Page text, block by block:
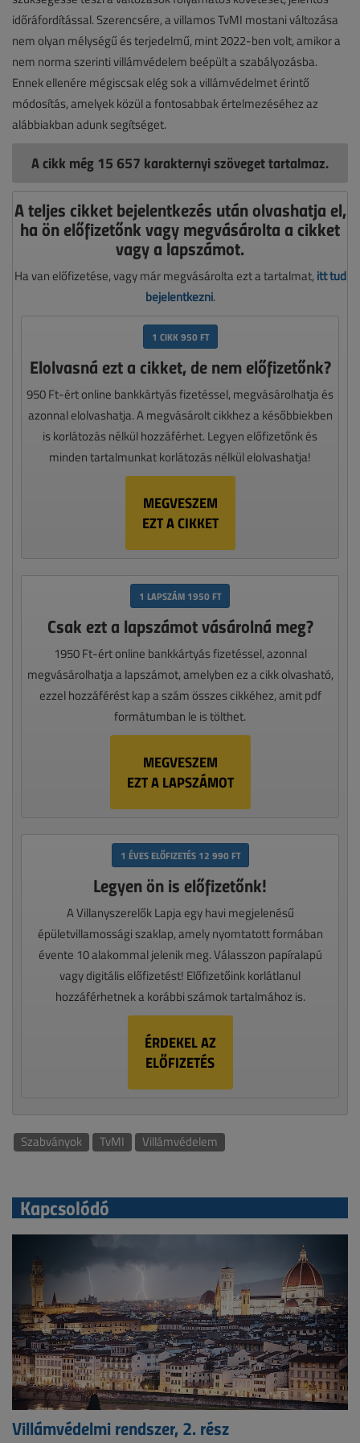
időráfordítással. Szerencsére, a villamos TvMI mostani változása
nem olyan mélységű és terjedelmű, mint 2022-ben volt, amikor a
nem norma szerinti villámvédelem beépült a szabályozásba.
Ennek ellenére mégiscsak elég sok a villámvédelmet érintő
módosítás, amelyek közül a fontosabbak értelmezéséhez az
alábbiakban adunk segítséget.
A cikk még 15 657 karakternyi szöveget tartalmaz.
A teljes cikket bejelentkezés után olvashatja el,
ha ön előfizetőnk vagy megvásárolta a cikket
vagy a lapszámot.
Ha van előfizetése, vagy már megvásárolta ezt a tartalmat, itt tud
bejelentkezni.
1 CIKK 950 FT
Elolvasná ezt a cikket, de nem előfizetőnk?
950 Ft-ért online bankkártyás fizetéssel, megvásárolhatja és
azonnal elolvashatja. A megvásárolt cikkhez a későbbiekben
is korlátozás nélkül hozzáférhet. Legyen előfizetőnk és
minden tartalmunkat korlátozás nélkül elolvashatja!
MEGVESZEM
EZT A CIKKET
1 LAPSZÁM 1950 FT
Csak ezt a lapszámot vásárolná meg?
1950 Ft-ért online bankkártyás fizetéssel, azonnal
megvásárolhatja a lapszámot, amelyben ez a cikk olvasható,
ezzel hozzáférést kap a szám összes cikkéhez, amit pdf
formátumban le is tölthet.
MEGVESZEM
EZT A LAPSZÁMOT
1 ÉVES ELŐFIZETÉS 12 990 FT
Legyen ön is előfizetőnk!
A Villanyszerelők Lapja egy havi megjelenésű
épületvillamossági szaklap, amely nyomtatott formában
évente 10 alakommal jelenik meg. Válasszon papíralapú
vagy digitális előfizetést! Előfizetőink korlátlanul
hozzáférhetnek a korábbi számok tartalmához is.
ÉRDEKEL AZ
ELŐFIZETÉS
Szabványok TvMI Villámvédelem
Kapcsolódó
Villámvédelmi rendszer, 2. rész